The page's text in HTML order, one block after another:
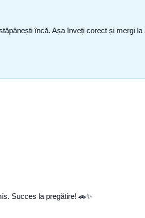
încă. Așa înveți corect și mergi
Succes la pregătire! 🚗✨